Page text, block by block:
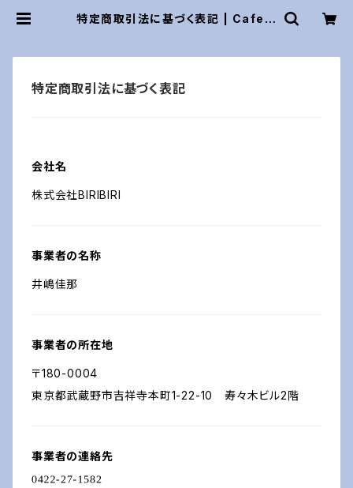
特定商取引法に基づく表記 | Cafe E
特定商取引法に基づく表記
会社名
株式会社BIRIBIRI
事業者の名称
井嶋佳那
事業者の所在地
〒180-0004
東京都武蔵野市吉祥寺本町1-22-10 寿々木ビル2階
事業者の連絡先